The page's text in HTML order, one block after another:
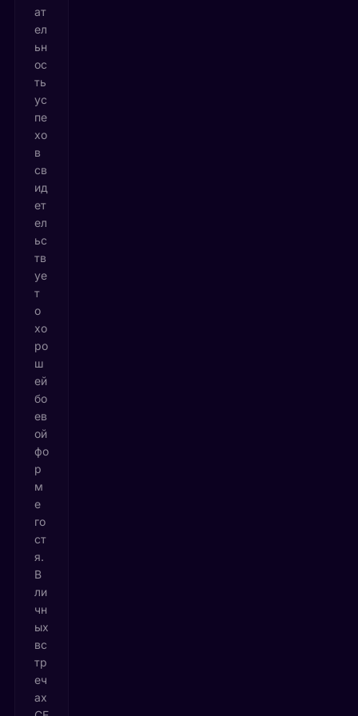
ат
ел
ьн
ос
ть
ус
пе
хо
в
св
ид
ет
ел
ьс
тв
уе
т
о
хо
ро
ш
ей
бо
ев
ой
фо
р
м
е
го
ст
я.
В
ли
чн
ых
вс
тр
еч
ах